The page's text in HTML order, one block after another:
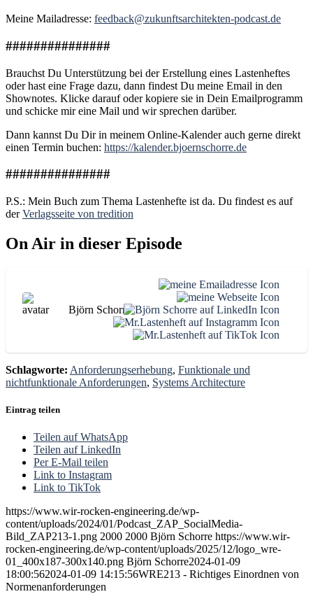
Meine Mailadresse: feedback@zukunftsarchitekten-podcast.de
###############
Brauchst Du Unterstützung bei der Erstellung eines Lastenheftes
oder hast eine Frage dazu, dann findest Du meine Email in den
Shownotes. Klicke darauf oder kopiere sie in Dein Emailprogramm
und schicke mir eine Mail und wir sprechen darüber.
Dann kannst Du Dir in meinem Online-Kalender auch gerne direkt
einen Termin buchen: https://kalender.bjoernschorre.de
###############
P.S.: Mein Buch zum Thema Lastenhefte ist da. Du findest es auf
derVerlagsseite von tredition
On Air in dieser Episode
Björn Schorre
Schlagworte: Anforderungserhebung, Funktionale und
nichtfunktionale Anforderungen, Systems Architecture
Eintrag teilen
Teilen auf WhatsApp
Teilen auf LinkedIn
Per E-Mail teilen
Link to Instagram
Link to TikTok
https://www.wir-rocken-engineering.de/wp-
content/uploads/2024/01/Podcast_ZAP_SocialMedia-
Bild_ZAP213-1.png 2000 2000 Björn Schorre https://www.wir-
rocken-engineering.de/wp-content/uploads/2025/12/logo_wre-
01_400x187-300x140.png Björn Schorre2024-01-09
18:00:562024-01-09 14:15:56WRE213 - Richtiges Einordnen von
Normenanforderungen